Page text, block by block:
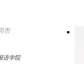
市
语学院